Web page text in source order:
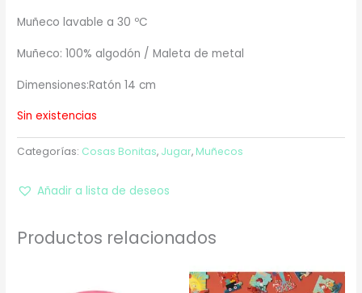
Muñeco lavable a 30 ºC
Muñeco: 100% algodón / Maleta de metal
Dimensiones:Ratón 14 cm
Sin existencias
Categorías: Cosas Bonitas, Jugar, Muñecos
Añadir a lista de deseos
Productos relacionados